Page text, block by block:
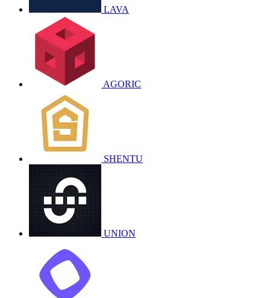
LAVA
AGORIC
SHENTU
UNION